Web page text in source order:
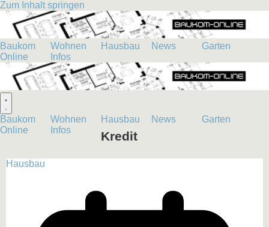
Zum Inhalt springen
Baukom
Online
Wohnen Hausbau News
Garten
Infos
Baukom
Online
Wohnen Hausbau News
Garten
Infos
Kredit
Hausbau